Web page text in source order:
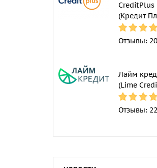
CreditPlus
(Кредит
Отзывы:
Лайм
(Lime
Отзывы: 22